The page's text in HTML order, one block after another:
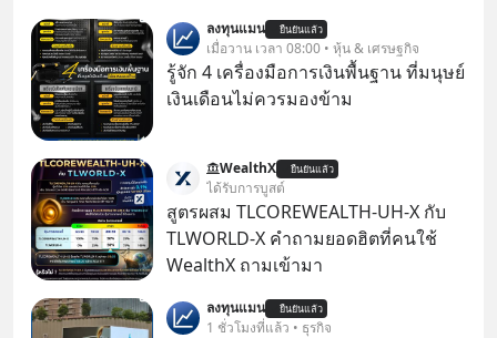
ลงทุนแมน ยืนยันแล้ว
เมื่อวาน เวลา 08:00 • หุ้น & เศรษฐกิจ
รู้จัก 4 เครื่องมือการเงินพื้นฐาน ที่มนุษย์
เงินเดือนไม่ควรมองข้าม
WealthX ยืนยันแล้ว
ได้รับการบูสต์
สูตรผสม TLCOREWEALTH-UH-X กับ
TLWORLD-X คำถามยอดฮิตที่คนใช้
WealthX ถามเข้ามา
ลงทุนแมน ยืนยันแล้ว
1 ชั่วโมงที่แล้ว • ธุรกิจ